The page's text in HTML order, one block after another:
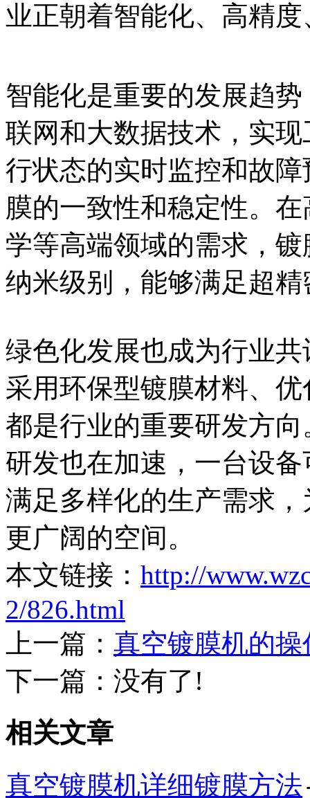
业正朝着智能化、高精
智能化是重要的发展趋
联网和大数据技术，实
行状态的实时监控和故
膜的一致性和稳定性。
学等高端领域的需求，
纳米级别，能够满足超
绿色化发展也成为行业
采用环保型镀膜材料、
都是行业的重要研发方
研发也在加速，一台设
满足多样化的生产需求
更广阔的空间。
本文链接： http://
2/826.html
上一篇： 真空镀膜机的
下一篇：没有了!
相关文章
真空镀膜机详细镀膜方法